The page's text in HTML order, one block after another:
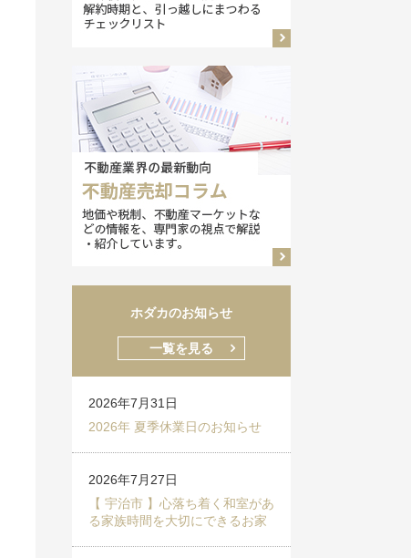
ホダカのお知らせ
一覧を見る
2026年7月31日
2026年 夏季休業日のお知らせ
2026年7月27日
【 宇治市 】心落ち着く和室があ
る家族時間を大切にできるお家